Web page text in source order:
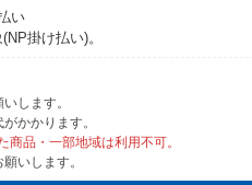
い
掛け払い)。
します。
かかります。
品・一部地域は利用不可。
いします。